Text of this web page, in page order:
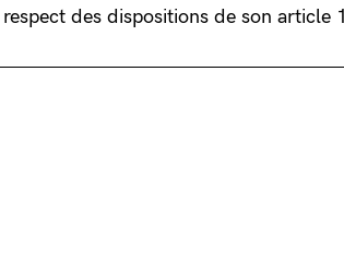
des dispositions de son article 1